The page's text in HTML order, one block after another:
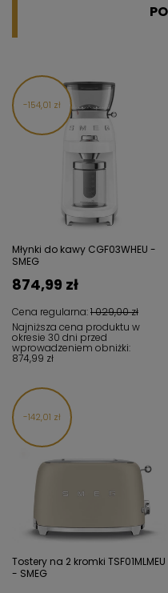
154,01 zł
Młynki do kawy CGF03WHEU -
SMEG
Cena regularna:1 029,00 zł
874,99 zł
Najniższa cena produktu w
okresie 30 dni przed
wprowadzeniem obniżki:
874,99 zł
142,01 zł
Tostery na 2 kromki TSF01MLMEU
- SMEG